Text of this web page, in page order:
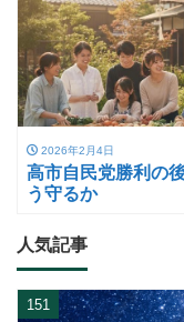
2026年2月4日
高市自民党勝利の
う守るか
人気記事
151